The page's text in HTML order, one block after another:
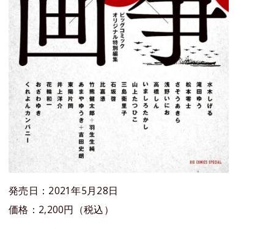
発売日：2021年5月28日
価格：2,200円（税込）